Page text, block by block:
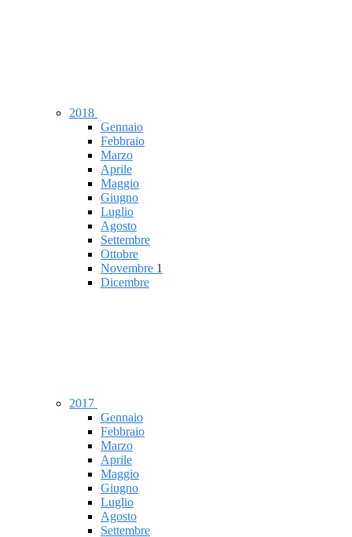
2018
Gennaio
Febbraio
Marzo
Aprile
Maggio
Giugno
Luglio
Agosto
Settembre
Ottobre
Novembre 1
Dicembre
2017
Gennaio
Febbraio
Marzo
Aprile
Maggio
Giugno
Luglio
Agosto
Settembre